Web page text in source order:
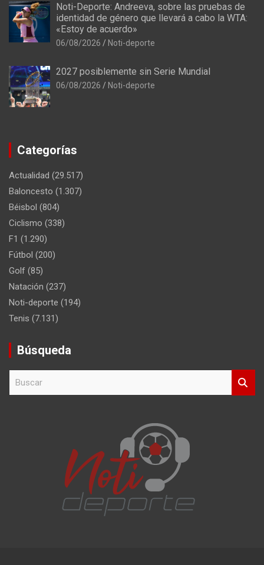
Noti-Deporte: Andreeva, sobre las pruebas de
identidad de género que llevará a cabo la WTA:
«Estoy de acuerdo»
06/08/2026 Noti-deporte
2027 posiblemente sin Serie Mundial
06/08/2026 Noti-deporte
Categorías
Actualidad (29.517)
Baloncesto (1.307)
Béisbol (804)
Ciclismo (338)
F1 (1.290)
Fútbol (200)
Golf (85)
Natación (237)
Noti-deporte (194)
Tenis (7.131)
Búsqueda